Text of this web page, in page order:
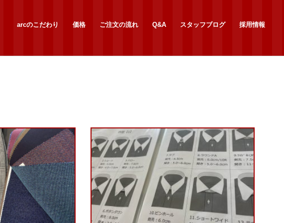
arcのこだわり 価格 ご注文の流れ Q&A スタッフブログ 採用情報